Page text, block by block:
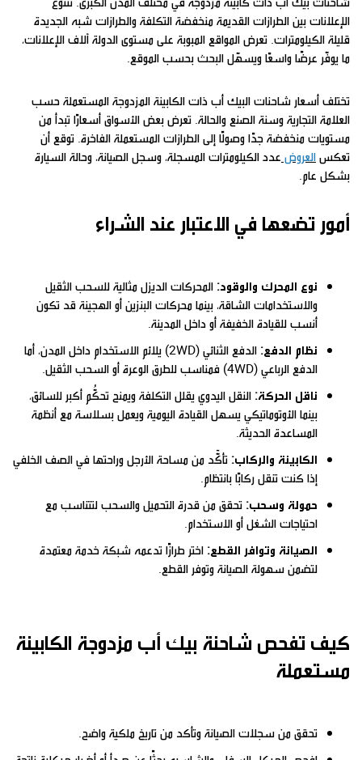
الإعلانات بين الطرازات القديمة منخفضة التكلفة والطرازات شبه الجديدة
قليلة الكيلومترات. تعرض المواقع المبوبة على مستوى الدولة آلاف الإعلانات،
ما يوفّر عرضًا واسعًا ويسهّل البحث بحسب الموقع.
تختلف أسعار شاحنات البيك أب ذات الكابينة المزدوجة المستعملة حسب
العلامة التجارية وسنة الصنع والحالة. تعرض بعض الأسواق أسعارًا تبدأ من
مستويات منخفضة جدًا وصولًا إلى الطرازات المستعملة الفاخرة. توقع أن
تعكسالعروض عدد الكيلومترات المسجلة، وسجل الصيانة، وحالة السيارة
بشكل عام.
أمور تضعها في الاعتبار عند الشراء
نوع المحرك والوقود: المحركات الديزل مثالية للسحب الثقيل
والاستخدامات الشاقة، بينما محركات البنزين أو الهجينة قد تكون
أنسب للقيادة الخفيفة أو داخل المدينة.
نظام الدفع:
الدفع الثنائي (2WD) يلائم الاستخدام داخل المدن، أما
الدفع الرباعي (4WD) فمناسب للطرق الوعرة أو السحب الثقيل.
ناقل الحركة: النقل اليدوي يقلل التكلفة ويمنح تحكُّم أكبر للسائق،
بينما الأوتوماتيكي يسهل القيادة اليومية ويعمل بسلاسة مع أنظمة
المساعدة الحديثة.
الكابينة والركاب: تأكَّد من مساحة الأرجل وراحتها في الصف الخلفي
إذا كنت تنقل ركابًا بانتظام.
حمولة وسحب: تحقق من قدرة التحميل والسحب لتتناسب مع
احتياجات الشغل أو الاستخدام.
الصيانة وتوافر القطع: اختر طرازًا تدعمه شبكة خدمة معتمدة
لتضمن سهولة الصيانة وتوفر القطع.
كيف تفحص شاحنة بيك أب مزدوجة الكابينة
مستعملة
تحقق من سجلات الصيانة وتأكد من تاريخ ملكية واضح.